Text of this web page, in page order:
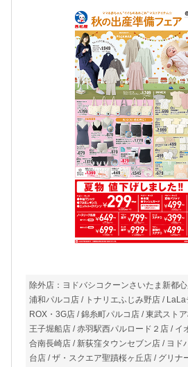
除外店：ヨドバシコクーンさいたま新都
浦和パルコ店 / トナリエふじみ野店 /
ROX・3G店 / 錦糸町パルコ店 / 東武スト
王子堀船店 / 赤羽駅西パルロード２店 / イ
合南長崎店 / 新荻窪タウンセブン店 / ヨド
台店 / ザ・スクエア聖蹟桜ヶ丘店 / グリナ